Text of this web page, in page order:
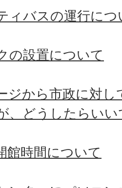
ィバスの運行につ
の設置について
ジから市政に対し
、どうしたらいい
館時間について